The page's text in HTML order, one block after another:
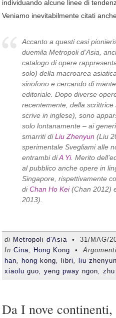
individuando alcune linee di
Veniamo inevitabilmente citati
Accanto a questi casi
duemila Metropoli d’Asia,
catalogo di opere
solo) della macroarea
sinofono e cercando di
editoriale. Dopo diverse
recentemente, della
scrive in inglese), sono
solo lontanamente – ai
smarriti diLiu Zhenyun (Liu
sperimentale Svegliami alle
entrambi diA Yi. Merito
al pubblico anche opere in
Singapore, rispettivamente
diChan Ho Kei(Chan 2012)
2013).
di Metropoli d'Asia • 31/MAG/
In Cina, Hong Kong •
han, hong kong, libri,
liu
xiaolu guo, yeng pway ngon,
Da I nove